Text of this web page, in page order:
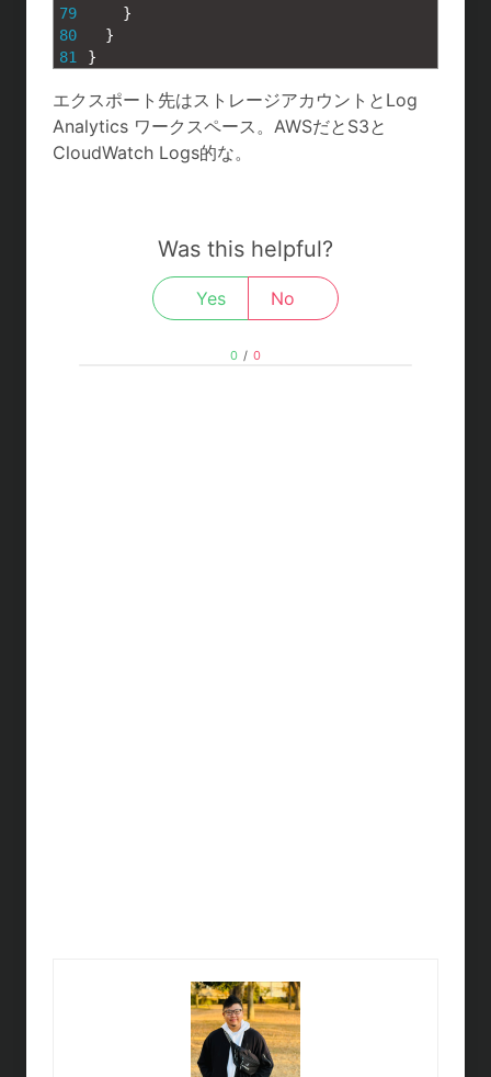
79
80
81
}
}
}
エクスポート先はストレージアカウントとLog
Analytics ワークスペース。AWSだとS3と
CloudWatch Logs的な。
Was this helpful?
Yes No
0 / 0